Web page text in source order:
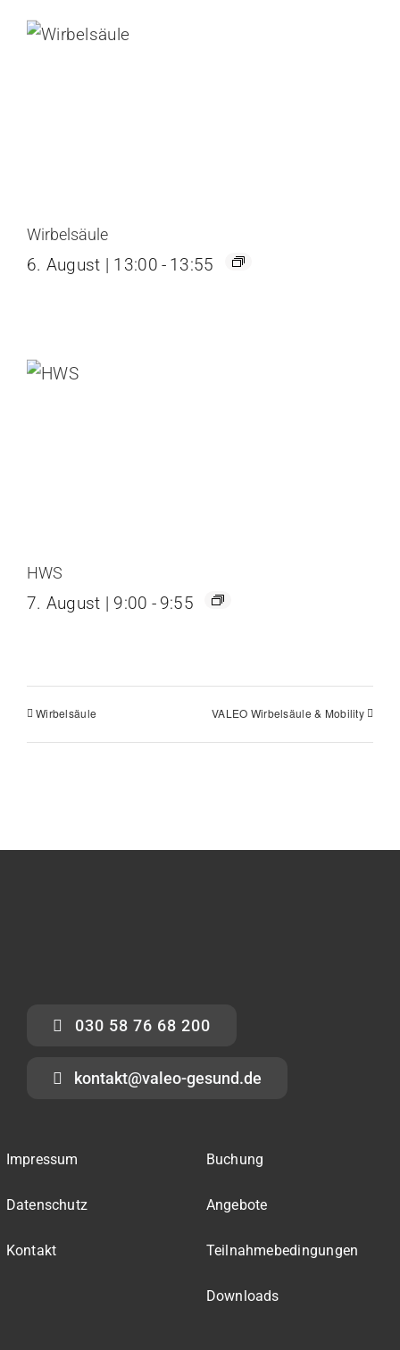
Wirbelsäule
6. August | 13:00 - 13:55
HWS
7. August | 9:00 - 9:55
Wirbelsäule VALEO Wirbelsäule & Mobility
030 58 76 68 200
kontakt@valeo-gesund.de
Impressum
Datenschutz
Kontakt
Buchung
Angebote
Teilnahmebedingungen
Downloads